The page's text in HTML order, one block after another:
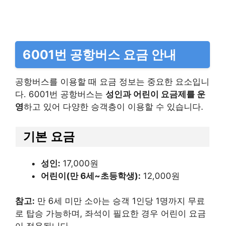
6001번 공항버스 요금 안내
공항버스를 이용할 때 요금 정보는 중요한 요소입니
다. 6001번 공항버스는 성인과 어린이 요금제를 운
영하고 있어 다양한 승객층이 이용할 수 있습니다.
기본 요금
성인: 17,000원​
어린이(만 6세~초등학생): 12,000원​
참고: 만 6세 미만 소아는 승객 1인당 1명까지 무료
로 탑승 가능하며, 좌석이 필요한 경우 어린이 요금